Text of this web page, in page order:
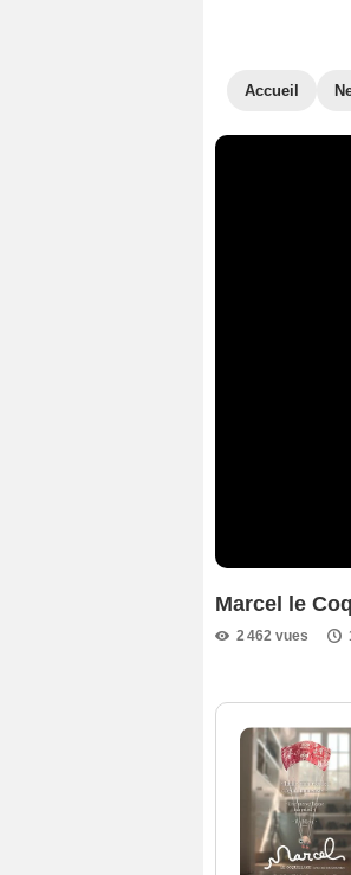
Accueil
Marcel le
2 462 vues